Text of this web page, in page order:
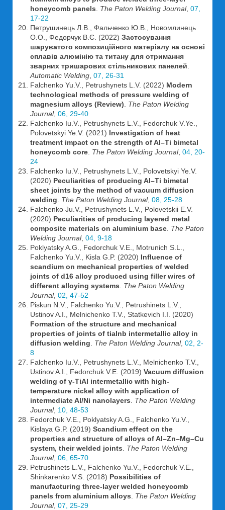
honeycomb panels
The Paton Welding Journal, 07,
17-22
Петрушинець Л.В., Фальченко Ю.В., Новомлинець
О.О., Федорчук В.Є. (2022) Застосування
шаруватого композиційного матеріалу на основі
сплавів алюмінію та титану для отримання
зварних тришарових стільникових панелей
Automatic Welding 07, 26-31
Falchenko Yu.V., Petrushynets L.V. (2022) Modern
technological methods of pressure welding of
magnesium alloys (Review)
The Paton Welding
Journal, 06, 29-40
Falchenko Iu.V., Petrushynets L.V., Fedorchuk V.Ye.,
Polovetskyi Ye.V. (2021) Investigation of heat
treatment impact on the strength of Al–Ti bimetal
honeycomb core The Paton Welding Journal, 04, 20-
24
Falchenko Iu.V., Petrushynets L.V., Polovetskyi Ye.V.
(2020) Peculiarities of producing Al–Ti bimetal
sheet joints by the method of vacuum diffusion
welding
The Paton Welding Journal, 08, 25-28
Falchenko Ju.V., Petrushynets L.V., Polovetskii E.V.
(2020) Peculiarities of producing layered metal
composite materials on aluminium base The Paton
Welding Journal, 04, 9-18
Poklyatsky A.G., Fedorchuk V.E., Motrunich S.L.,
Falchenko Yu.V., Kisla G.P. (2020) Influence of
scandium on mechanical properties of welded
joints of d16 alloy produced using filler wires of
different alloying systems
The Paton Welding
Journal, 02, 47-52
Piskun N.V., Falchenko Yu.V., Petrushinets L.V.,
Ustinov A.I., Melnichenko T.V., Statkevich I.I. (2020)
Formation of the structure and mechanical
properties of joints of tialnb intermetallic alloy in
diffusion welding
The Paton Welding Journal, 02, 2-
8
Falchenko Iu.V., Petrushynets L.V., Melnichenko T.V.,
Ustinov A.I., Fedorchuk V.E. (2019) Vacuum diffusion
welding of γ-TiAl intermetallic with high-
temperature nickel alloy with application of
intermediate Al/Ni nanolayers
The Paton Welding
Journal, 10, 48-53
Fedorchuk V.E., Poklyatsky A.G., Falchenko Yu.V.,
Kislaya G.P. (2019) Scandium effect on the
properties and structure of alloys of Al–Zn–Mg–Cu
system, their welded joints
The Paton Welding
Journal, 06, 65-70
Petrushinets L.V., Falchenko Yu.V., Fedorchuk V.E.,
Shinkarenko V.S. (2018) Possibilities of
manufacturing three-layer welded honeycomb
panels from aluminium alloys
The Paton Welding
Journal, 07, 25-29